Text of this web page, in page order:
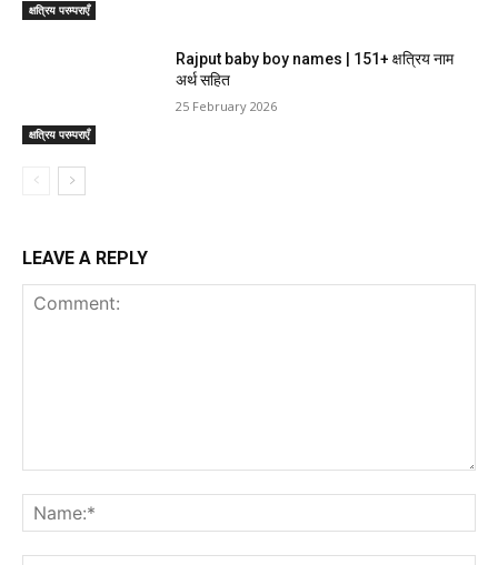
क्षत्रिय परम्पराएँ
क्षत्रिय परम्पराएँ
Rajput baby boy names | 151+ क्षत्रिय नाम
अर्थ सहित
25 February 2026
LEAVE A REPLY